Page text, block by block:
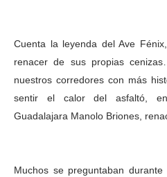
Cuenta la leyenda del Ave
renacer de sus propias
nuestros corredores con más
sentir el calor del asfaltó,
Guadalajara Manolo Briones,
Muchos se preguntaban durante